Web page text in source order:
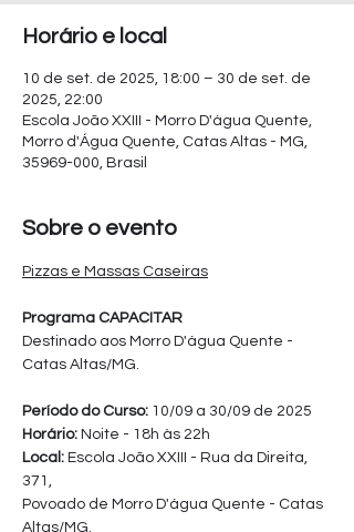
Horário e local
10 de set. de 2025, 18:00 – 30 de set. de
2025, 22:00
Escola João XXIII - Morro D'água Quente,
Morro d'Água Quente, Catas Altas - MG,
35969-000, Brasil
Sobre o evento
Pizzas e Massas Caseiras
Programa CAPACITAR
Destinado aos Morro D'água Quente -
Catas Altas/MG.
Período do Curso: 10/09 a 30/09 de 2025
Horário: Noite - 18h às 22h
Local: Escola João XXIII - Rua da Direita,
371,
Povoado de Morro D'água Quente - Catas
Altas/MG.